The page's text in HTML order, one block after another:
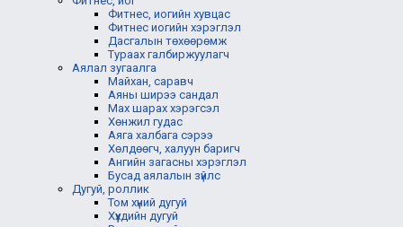
Фитнес, иогийн хувцас
Фитнес иогийн хэрэглэл
Дасгалын төхөөрөмж
Тураах галбиржуулагч
Аялал зугаалга
Майхан, саравч
Аяны ширээ сандал
Мах шарах хэрэгсэл
Хөнжил гудас
Аяга халбага сэрээ
Хөлдөөгч, халуун баригч
Ангийн загасны хэрэглэл
Бусад аялалын зүйлс
Дугуй, роллик
Том хүний дугуй
Хүүхдийн дугуй